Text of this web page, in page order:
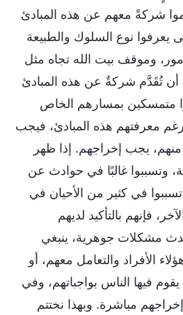
شركةً معهم عن هذه المبادئ
نوع السلوك والطبيعة
وموقف بيت الله تجاه مثل
أن تُقَدَّم شركةٌ عن هذه المبادئ
متمسكين بمسارهم الخاص
معرفتهم هذه المبادئ، فيجب
يجب إخراجهم. إذا ظهر
وتسببوا غالبًا في حوادث عن
في كثير من الأحيان في
فإنهم بالتأكيد لديهم
مشكلات جوهرية، ينبغي
الأفراد والتعامل معهم، أو
فيها الناس بواجباتهم، وفي
مباشرة. وبهذا نختتم